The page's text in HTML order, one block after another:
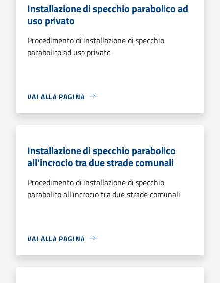
Installazione di specchio parabolico ad
uso privato
Procedimento di installazione di specchio
parabolico ad uso privato
VAI ALLA PAGINA
Installazione di specchio parabolico
all'incrocio tra due strade comunali
Procedimento di installazione di specchio
parabolico all'incrocio tra due strade comunali
VAI ALLA PAGINA